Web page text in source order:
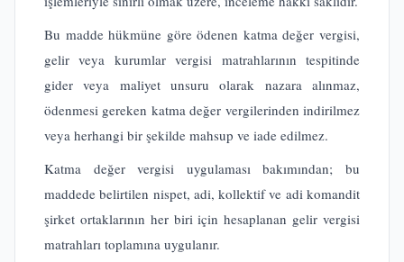
Bu madde hükmüne göre ödenen katma değer vergisi,
gelir veya kurumlar vergisi matrahlarının tespitinde
gider veya maliyet unsuru olarak nazara alınmaz,
ödenmesi gereken katma değer vergilerinden indirilmez
veya herhangi bir şekilde mahsup ve iade edilmez.
Katma değer vergisi uygulaması bakımından; bu
maddede belirtilen nispet, adi, kollektif ve adi komandit
şirket ortaklarının her biri için hesaplanan gelir vergisi
matrahları toplamına uygulanır.